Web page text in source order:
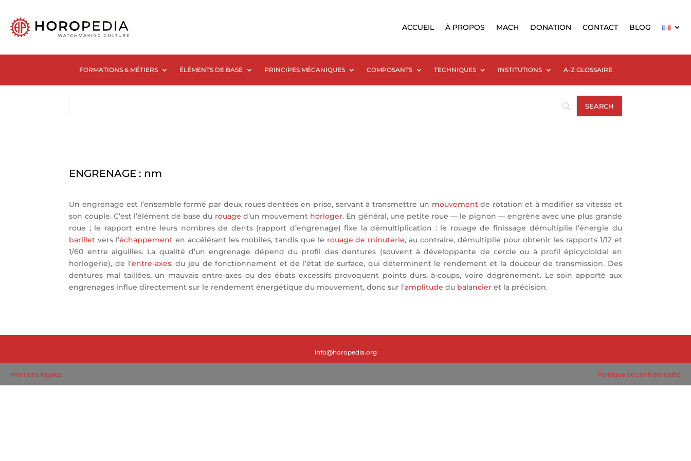
ACCUEIL À PROPOS MACH DONATION CONTACT BLOG
FORMATIONS & MÉTIERS ÉLÉMENTS DE BASE PRINCIPES MÉCANIQUES COMPOSANTS TECHNIQUES INSTITUTIONS A-Z GLOSSAIRE
ENGRENAGE : nm
Un engrenage est l’ensemble formé par deux roues dentées en prise, servant à transmettre un mouvementde rotation et à modifier sa vitesse et
son couple. C’est l’élément de base du rouage d’un mouvement horloger. En général, une petite roue — le pignon — engrène avec une plus grande
roue ; le rapport entre leurs nombres de dents (rapport d’engrenage) fixe la démultiplication : le rouage de finissage démultiplie l’énergie du
barillet vers l’échappement en accélérant les mobiles, tandis que le rouage de minuterie, au contraire, démultiplie pour obtenir les rapports 1/12 et
1/60 entre aiguilles. La qualité d’un engrenage dépend du profil des dentures (souvent à développante de cercle ou à profil épicycloïdal en
horlogerie), de l’entre-axes, du jeu de fonctionnement et de l’état de surface, qui déterminent le rendement et la douceur de transmission. Des
dentures mal taillées, un mauvais entre-axes ou des ébats excessifs provoquent points durs, à-coups, voire dégrènement. Le soin apporté aux
engrenages influe directement sur le rendement énergétique du mouvement, donc sur l’amplitude du balancier et la précision.
info@horopedia.org
Mentions légales Politique de confidentialité